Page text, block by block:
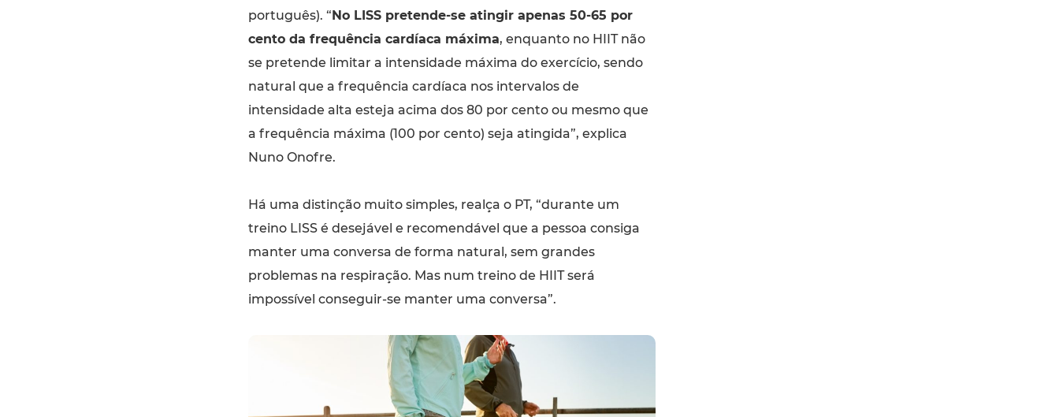
português). “No LISS pretende-se atingir apenas 50-65 por
cento da frequência cardíaca máxima, enquanto no HIIT não
se pretende limitar a intensidade máxima do exercício, sendo
natural que a frequência cardíaca nos intervalos de
intensidade alta esteja acima dos 80 por cento ou mesmo que
a frequência máxima (100 por cento) seja atingida”, explica
Nuno Onofre.
Há uma distinção muito simples, realça o PT, “durante um
treino LISS é desejável e recomendável que a pessoa consiga
manter uma conversa de forma natural, sem grandes
problemas na respiração. Mas num treino de HIIT será
impossível conseguir-se manter uma conversa”.